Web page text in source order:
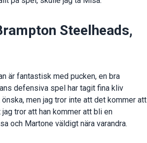
Steelheads,
är fantastisk med pucken, en bra
defensiva spel har tagit fina kliv
men jag tror inte att det kommer att
tror att han kommer att bli en
och Martone väldigt nära varandra.